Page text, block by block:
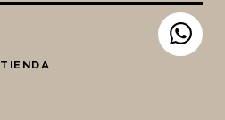
TIENDA